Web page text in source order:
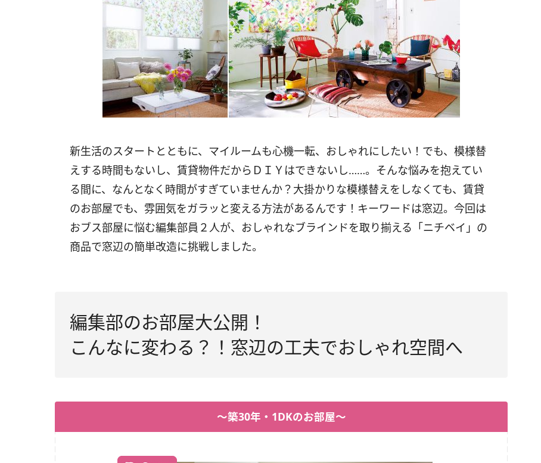
新生活のスタートとともに、マイルームも心機一転、おしゃれにしたい！でも、模様替
えする時間もないし、賃貸物件だからＤＩＹはできないし……。そんな悩みを抱えてい
る間に、なんとなく時間がすぎていませんか？大掛かりな模様替えをしなくても、賃貸
のお部屋でも、雰囲気をガラッと変える方法があるんです！キーワードは窓辺。今回は
おブス部屋に悩む編集部員２人が、おしゃれなブラインドを取り揃える「ニチベイ」の
商品で窓辺の簡単改造に挑戦しました。
編集部のお部屋大公開！
こんなに変わる？！窓辺の工夫でおしゃれ空間へ
～築30年・1DKのお部屋～